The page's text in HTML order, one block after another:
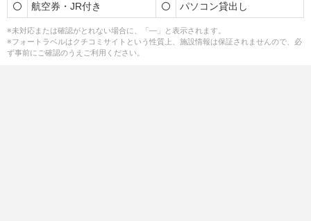
航空券・JR付き パソコン貸出し
※未対応または確認がとれない場合に、「―」と表示されます。
※フォートラベルはクチコミサイトという性質上、施設情報は保証されませんので、必
ず事前にご確認のうえご利用ください。